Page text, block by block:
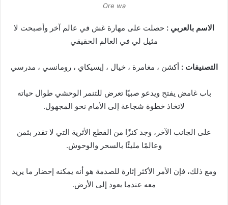
Ore wa
الاسم بالعربي : حصلت على مهارة غش في عالم آخر وأصبحت لا
مثيل لي في العالم الحقيقي
التصنيفات : أكشن ، مغامرة ، خيال ، إيسيكاي ، رومانسي ، مدرسي
باب غامض يفتح ويدعو صبيًا تعرض للتنمر الوحشي طوال حياته
لاتخاذ خطوة شجاعة إلى الأمام نحو المجهول.
على الجانب الآخر، وجد كنزًا من القطع الأثرية التي لا تقدر بثمن
وعالمًا مليئًا بالسحر والوحوش.
ومع ذلك، فإن الأمر الأكثر إثارة للصدمة هو أنه يمكنه إحضار ما يريد
معه عندما يعود إلى الأرض.